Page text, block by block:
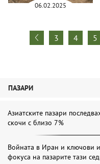
06.02.2025
3 4 5
ПАЗАРИ
Азиатските пазари
скочи с близо 7%
Войната в Иран и ключови
фокуса на пазарите тази